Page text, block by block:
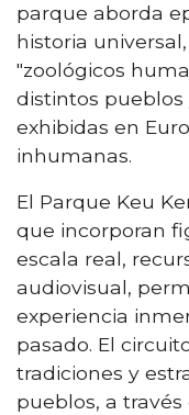
parque aborda
historia
"zoológicos
distintos
exhibidas en
inhumanas.
El Parque Keu
que incorporan
escala real,
audiovisual,
experiencia
pasado. El
tradiciones y
pueblos, a